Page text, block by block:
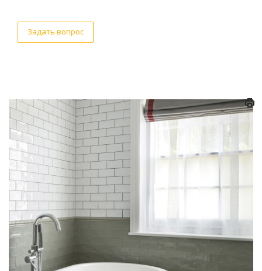
Задать вопрос